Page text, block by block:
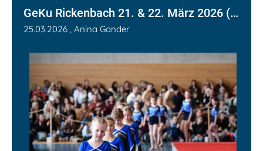
GeKu Rickenbach 21. & 22. März 2026 (TI/TU K1-K3)
25.03.2026 , Anina Gander